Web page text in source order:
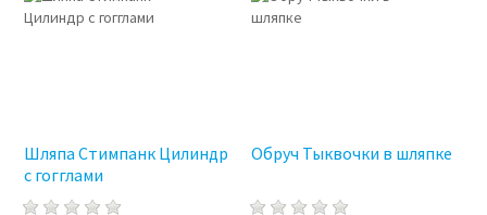
Шляпа Стимпанк Цилиндр
с гогглами
Обруч Тыквочки в шляпке